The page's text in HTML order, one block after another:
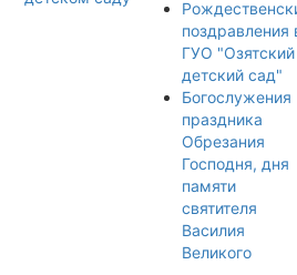
поздравления
ГУО "Озятский
детский сад"
Богослужения
праздника
Обрезания
Господня, дня
памяти
святителя
Василия
Великого